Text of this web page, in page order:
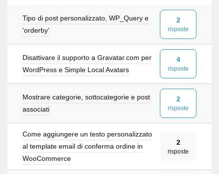
Tipo di post personalizzato, WP_Query e
'orderby'
2
risposte
Disattivare il supporto a Gravatar.com per
WordPress e Simple Local Avatars
4
risposte
Mostrare categorie, sottocategorie e post
associati
2
risposte
Come aggiungere un testo personalizzato
al template email di conferma ordine in
WooCommerce
2
risposte